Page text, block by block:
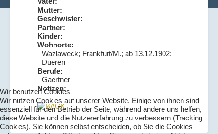
Mutter:
Geschwister:
Partner:
Kinder:
Wohnorte:
Wazlaweck; Frankfurt/M.; ab 13.12.1902:
Dueren
Berufe:
Gaertner
Notizen:
Wir benutzen Cookies
Wir nutzen Cookies auf unserer Website. Einige von ihnen sind
essenziell für den Betrieb der Seite, während andere uns helfen,
diese Website und die Nutzererfahrung zu verbessern (Tracking
Cookies). Sie können selbst entscheiden, ob Sie die Cookies